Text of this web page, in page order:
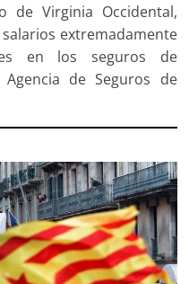
de Virginia Occidental,
extremadamente
en los seguros de
de Seguros de